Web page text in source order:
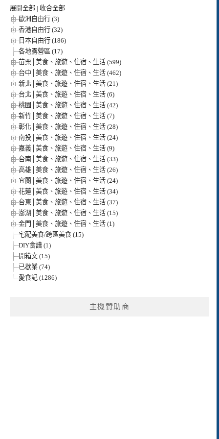
展開全部 | 收合全部
歐洲自由行 (3)
香港自由行 (32)
日本自由行 (186)
各地露營區 (17)
苗栗│美食、旅遊、住宿、生活 (599)
台中│美食、旅遊、住宿、生活 (462)
新北│美食、旅遊、住宿、生活 (21)
台北│美食、旅遊、住宿、生活 (6)
桃園│美食、旅遊、住宿、生活 (42)
新竹│美食、旅遊、住宿、生活 (7)
彰化│美食、旅遊、住宿、生活 (28)
南投│美食、旅遊、住宿、生活 (24)
嘉義│美食、旅遊、住宿、生活 (9)
台南│美食、旅遊、住宿、生活 (33)
高雄│美食、旅遊、住宿、生活 (26)
宜蘭│美食、旅遊、住宿、生活 (24)
花蓮│美食、旅遊、住宿、生活 (34)
台東│美食、旅遊、住宿、生活 (37)
澎湖│美食、旅遊、住宿、生活 (15)
金門│美食、旅遊、住宿、生活 (1)
宅配美食/跨區美食 (15)
DIY食譜 (1)
開箱文 (15)
已歇業 (74)
愛食記 (1286)
主機贊助商